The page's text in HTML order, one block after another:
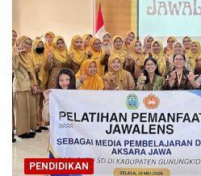
PENDIDIKAN